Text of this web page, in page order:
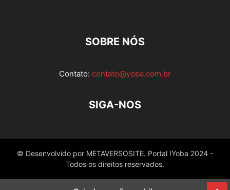
SOBRE NÓS
Contato: contato@yoba.com.br
SIGA-NOS
© Desenvolvido por METAVERSOSITE. Portal !Yoba 2024 -
Todos os direitos reservados.